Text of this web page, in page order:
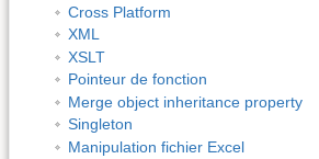
Cross Platform
XML
XSLT
Pointeur de fonction
Merge object inheritance property
Singleton
Manipulation fichier Excel